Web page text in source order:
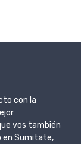
con la
vos también
en Sumitate,